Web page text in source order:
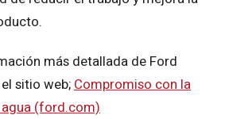
más detallada de Ford
sitio web;Compromiso con la
(ford.com)